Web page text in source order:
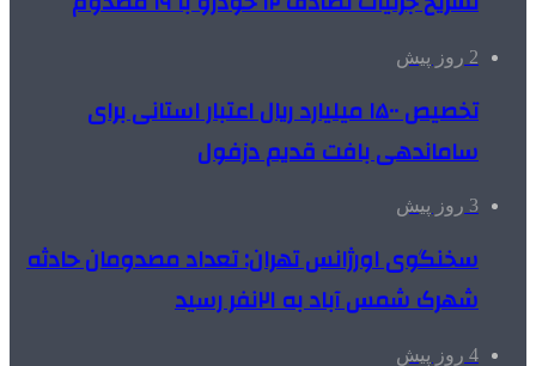
2 روز پیش
تخصیص ۱۵۰۰ میلیارد ریال اعتبار استانی برای
ساماندهی بافت قدیم دزفول
3 روز پیش
سخنگوی اورژانس تهران: تعداد مصدومان حادثه
شهرک شمس آباد به ۲۱نفر رسید
4 روز پیش